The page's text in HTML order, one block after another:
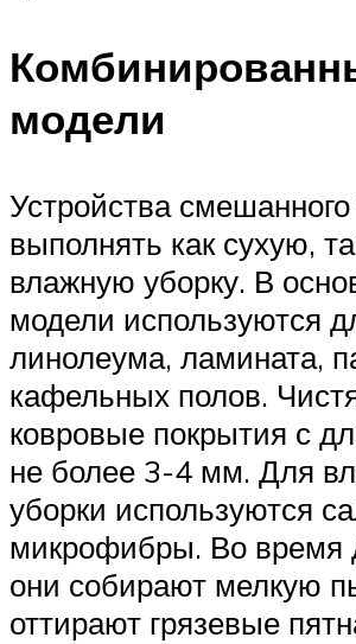
модели
Устройства
выполнять как сухую,
влажную уборку. В
модели используются
линолеума, ламината,
кафельных полов.
ковровые покрытия с
не более 3-4 мм. Для
уборки используются
микрофибры. Во время
они собирают мелкую
оттирают грязевые